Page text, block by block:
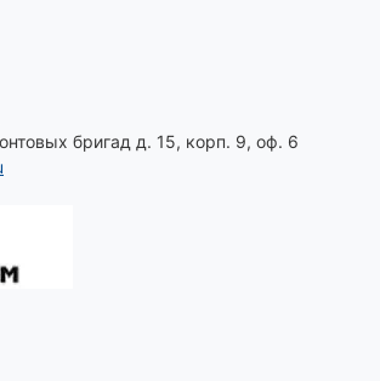
бригад д. 15, корп. 9, оф. 6